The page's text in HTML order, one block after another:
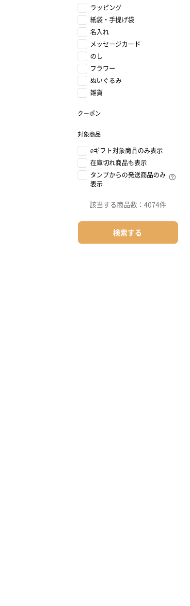
ラッピング
紙袋・手提げ袋
名入れ
メッセージカード
のし
フラワー
ぬいぐるみ
雑貨
クーポン
対象商品
eギフト対象商品のみ表示
在庫切れ商品も表示
タンプからの発送商品のみ
表示
該当する商品数： 4074件
検索する